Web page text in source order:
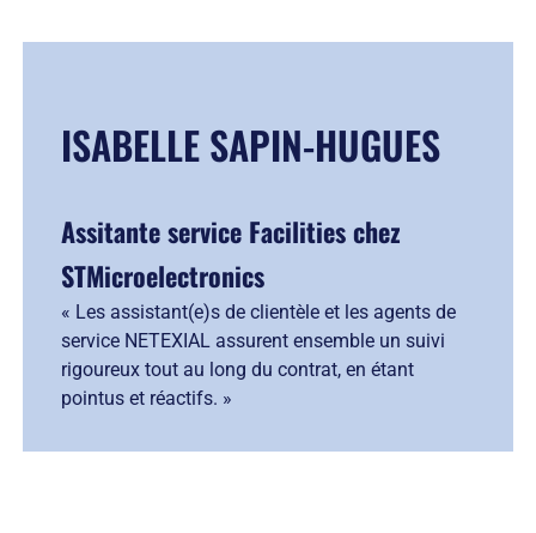
ISABELLE SAPIN-HUGUES
Assitante service Facilities chez
STMicroelectronics
« Les assistant(e)s de clientèle et les agents de
service NETEXIAL assurent ensemble un suivi
rigoureux tout au long du contrat, en étant
pointus et réactifs. »